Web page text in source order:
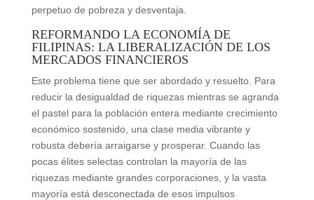
perpetuo de pobreza y desventaja.
REFORMANDO LA ECONOMÍA DE
FILIPINAS: LA LIBERALIZACIÓN DE LOS
MERCADOS FINANCIEROS
Este problema tiene que ser abordado y resuelto. Para
reducir la desigualdad de riquezas mientras se agranda
el pastel para la población entera mediante crecimiento
económico sostenido, una clase media vibrante y
robusta debería arraigarse y prosperar. Cuando las
pocas élites selectas controlan la mayoría de las
riquezas mediante grandes corporaciones, y la vasta
mayoría está desconectada de esos impulsos